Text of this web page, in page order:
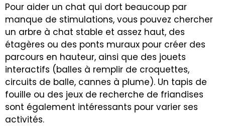
Pour aider un chat qui dort beaucoup par
manque de stimulations, vous pouvez chercher
un arbre à chat stable et assez haut, des
étagères ou des ponts muraux pour créer des
parcours en hauteur, ainsi que des jouets
interactifs (balles à remplir de croquettes,
circuits de balle, cannes à plume). Un tapis de
fouille ou des jeux de recherche de friandises
sont également intéressants pour varier ses
activités.